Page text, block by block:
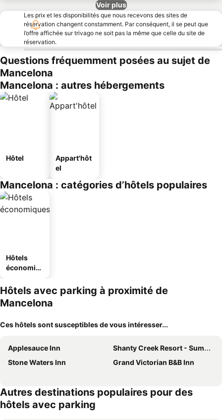
Voir plus
Les prix et les disponibilités que nous recevons des sites de
réservation changent constamment. Par conséquent, il se peut que
l’offre affichée sur trivago ne soit pas la même que celle du site de
réservation.
Questions fréquemment posées au sujet de
Mancelona
Mancelona : autres hébergements
Hôtel
Appart'hôt
el
Mancelona : catégories d’hôtels populaires
Hôtels
économiq
Hôtels avec parking à proximité de
Mancelona
Ces hôtels sont susceptibles de vous intéresser...
Applesauce Inn
Shanty Creek Resort - Summit Village
Stone Waters Inn
Grand Victorian B&B Inn
Autres destinations populaires pour des
hôtels avec parking